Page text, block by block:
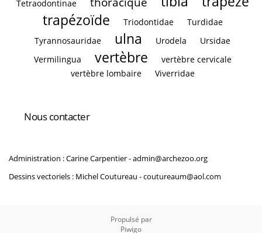
Tetraodontinae
trapézoïde
Triodontidae
Turdidae
Tyrannosauridae
ulna Urodela
Ursidae
Vermilingua
vertèbre
vertèbre cervicale
vertèbre lombaire
Viverridae
Nous contacter
Administration : Carine Carpentier -admin@archezoo.org
Dessins vectoriels : Michel Coutureau -coutureaum@aol.com
Propulsé par
Piwigo